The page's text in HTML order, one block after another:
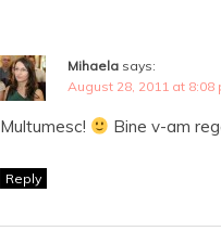
Mihaela says:
August 28, 2011 at 8:08
Multumesc! Bine v-am
Reply